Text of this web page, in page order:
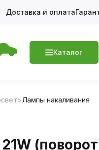
Доставка и оплата
Каталог
Лампы накаливания